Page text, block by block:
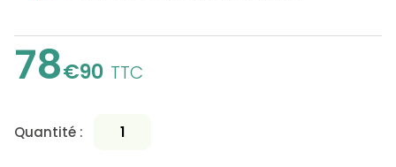
78€90 TTC
Quantité :